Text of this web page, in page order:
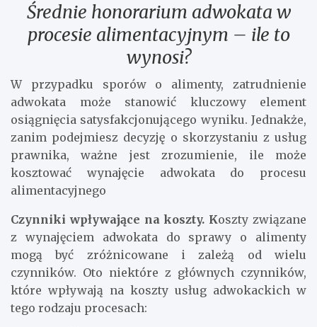
Średnie honorarium adwokata w
procesie alimentacyjnym – ile to
wynosi?
W przypadku sporów o alimenty, zatrudnienie
adwokata może stanowić kluczowy element
osiągnięcia satysfakcjonującego wyniku. Jednakże,
zanim podejmiesz decyzję o skorzystaniu z usług
prawnika, ważne jest zrozumienie, ile może
kosztować wynajęcie adwokata do procesu
alimentacyjnego
Czynniki wpływające na koszty. Koszty związane
z wynajęciem adwokata do sprawy o alimenty
mogą być zróżnicowane i zależą od wielu
czynników. Oto niektóre z głównych czynników,
które wpływają na koszty usług adwokackich w
tego rodzaju procesach: